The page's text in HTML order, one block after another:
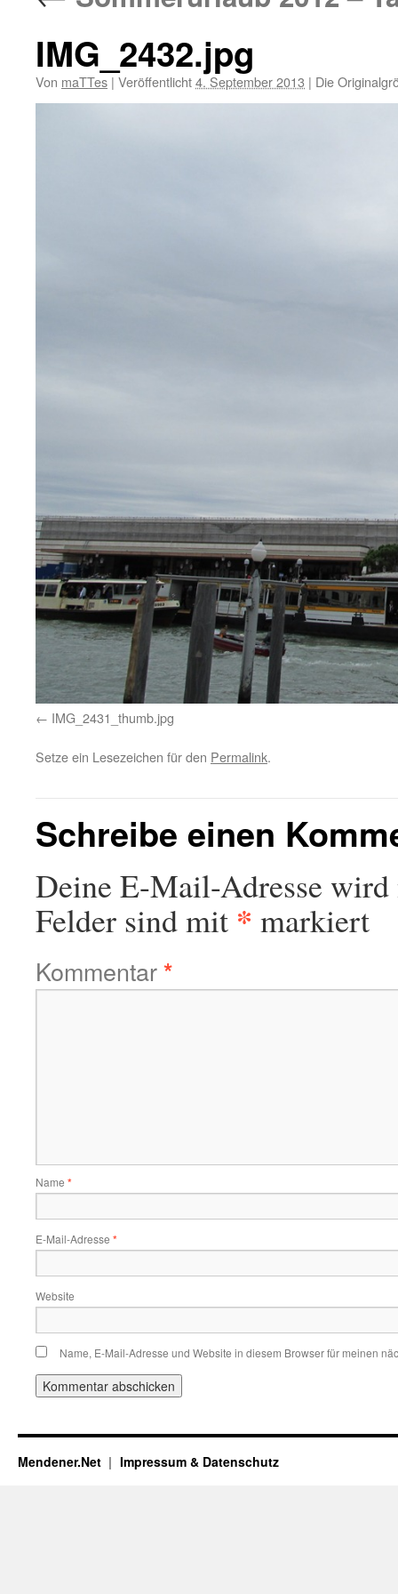
IMG_2432.jpg
Von maTTes | Veröffentlicht4. September 2013 | Die
IMG_2431_thumb.jpg
Setze ein Lesezeichen für den Permalink.
Schreibe einen
Deine E-Mail-Adresse
Felder sind mit * markiert
Kommentar*
Name *
E-Mail-Adresse *
Website
Name, E-Mail-Adresse und Website in diesem Browser für meinen
Mendener.Net Impressum & Datenschutz